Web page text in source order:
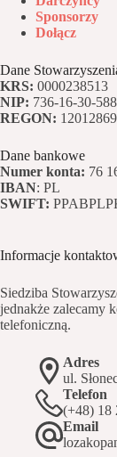
Sponsorzy
Dołącz
Dane
KRS: 0000238513
NIP: 736-16-30-588
REGON:
Dane bankowe
Numer konta: 76
IBAN: PL
SWIFT:
Informacje
Siedziba
jednakże zalecamy
telefoniczną.
Adres
ul.
Telefon
(+48) 18
Email